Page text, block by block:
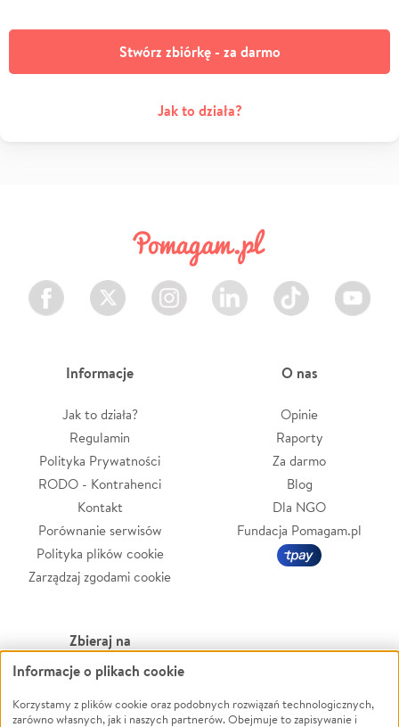
Stwórz zbiórkę - za darmo
Jak to działa?
Facebook Twitter Instagram LinkedIn TikTok Youtube
Informacje
Jak to działa?
Regulamin
Polityka Prywatności
RODO - Kontrahenci
Kontakt
Porównanie serwisów
Polityka plików cookie
Zarządzaj zgodami cookie
O nas
Opinie
Raporty
Za darmo
Blog
Dla NGO
Fundacja Pomagam.pl
Zbieraj na
Leczenie
Zwierzęta
Powódź
Informacje o plikach cookie
Korzystamy z plików cookie oraz podobnych rozwiązań technologicznych,
zarówno własnych, jak i naszych partnerów. Obejmuje to zapisywanie i